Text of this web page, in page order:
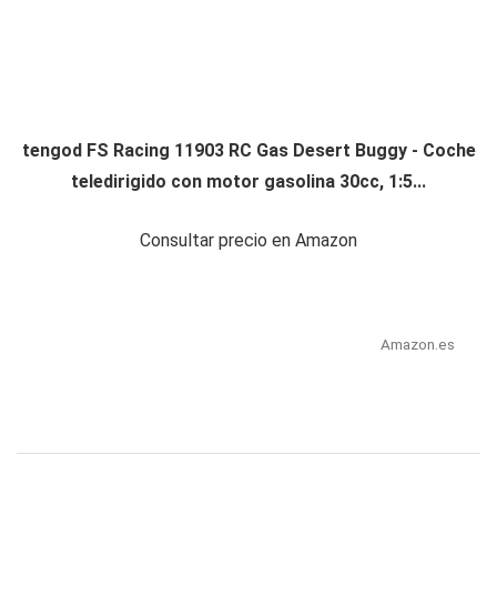
tengod FS Racing 11903 RC Gas Desert Buggy - Coche
teledirigido con motor gasolina 30cc, 1:5...
Consultar precio en Amazon
Amazon.es